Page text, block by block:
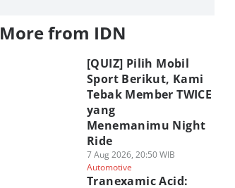
More from IDN
[QUIZ] Pilih Mobil
Sport Berikut, Kami
Tebak Member TWICE
yang
Menemanimu Night
Ride
7 Aug 2026, 20:50 WIB
Automotive
Tranexamic Acid: